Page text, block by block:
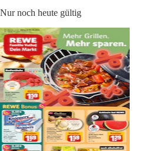
Nur noch heute gültig